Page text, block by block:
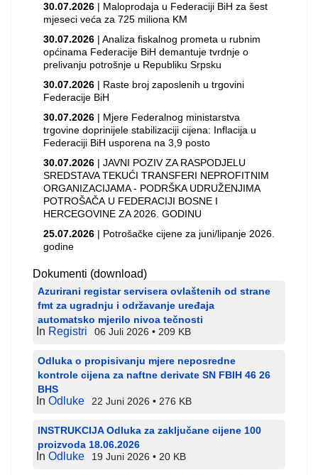
30.07.2026 | Maloprodaja u Federaciji BiH za šest
mjeseci veća za 725 miliona KM
30.07.2026 | Analiza fiskalnog prometa u rubnim
općinama Federacije BiH demantuje tvrdnje o
prelivanju potrošnje u Republiku Srpsku
30.07.2026 | Raste broj zaposlenih u trgovini
Federacije BiH
30.07.2026 | Mjere Federalnog ministarstva
trgovine doprinijele stabilizaciji cijena: Inflacija u
Federaciji BiH usporena na 3,9 posto
30.07.2026 | JAVNI POZIV ZA RASPODJELU
SREDSTAVA TEKUĆI TRANSFERI NEPROFITNIM
ORGANIZACIJAMA - PODRŠKA UDRUŽENJIMA
POTROŠAČA U FEDERACIJI BOSNE I
HERCEGOVINE ZA 2026. GODINU
25.07.2026 | Potrošačke cijene za juni/lipanje 2026.
godine
Dokumenti (download)
Azurirani registar servisera ovlaštenih od strane
fmt za ugradnju i održavanje uređaja
automatsko mjerilo nivoa tečnosti
In Registri 06 Juli 2026 209 KB
Odluka o propisivanju mjere neposredne
kontrole cijena za naftne derivate SN FBIH 46 26
BHS
In Odluke 22 Juni 2026 276 KB
INSTRUKCIJA Odluka za zaključane cijene 100
proizvoda 18.06.2026
In Odluke 19 Juni 2026 20 KB